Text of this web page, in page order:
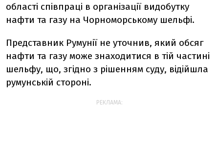
області співпраці в організації видобутку
нафти та газу на Чорноморському шельфі.
Представник Румунії не уточнив, який обсяг
нафти та газу може знаходитися в тій частині
шельфу, що, згідно з рішенням суду, відійшла
румунській стороні.
РЕКЛАМА: